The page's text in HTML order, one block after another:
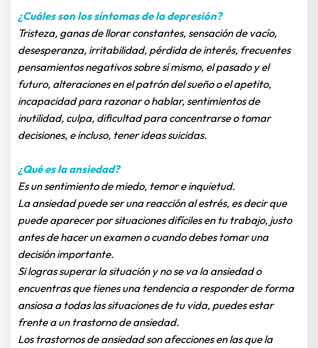
¿Cuáles son los síntomas de la depresión?
Tristeza, ganas de llorar constantes, sensación de vacío,
desesperanza, irritabilidad, pérdida de interés, frecuentes
pensamientos negativos sobre sí mismo, el pasado y el
futuro, alteraciones en el patrón del sueño o el apetito,
incapacidad para razonar o hablar, sentimientos de
inutilidad, culpa, dificultad para concentrarse o tomar
decisiones, e incluso, tener ideas suicidas.
¿Qué es la ansiedad?
Es un sentimiento de miedo, temor e inquietud.
La ansiedad puede ser una reacción al estrés, es decir que
puede aparecer por situaciones difíciles en tu trabajo, justo
antes de hacer un examen o cuando debes tomar una
decisión importante.
Si logras superar la situación y no se va la ansiedad o
encuentras que tienes una tendencia a responder de forma
ansiosa a todas las situaciones de tu vida, puedes estar
frente a un trastorno de ansiedad.
Los trastornos de ansiedad son afecciones en las que la